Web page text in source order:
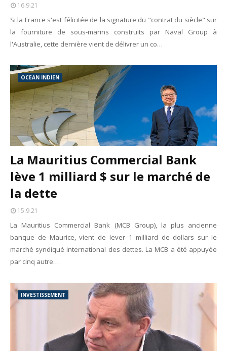
16.9.21
Si la France s'est félicitée de la signature du "contrat du siècle" sur
la fourniture de sous-marins construits par Naval Group à
l'Australie, cette dernière vient de délivrer un co…
OCEAN INDIEN
La Mauritius Commercial Bank
lève 1 milliard $ sur le marché de
la dette
15.9.21
La Mauritius Commercial Bank (MCB Group), la plus ancienne
banque de Maurice, vient de lever 1 milliard de dollars sur le
marché syndiqué international des dettes. La MCB a été appuyée
par cinq autre…
INVESTISSEMENT